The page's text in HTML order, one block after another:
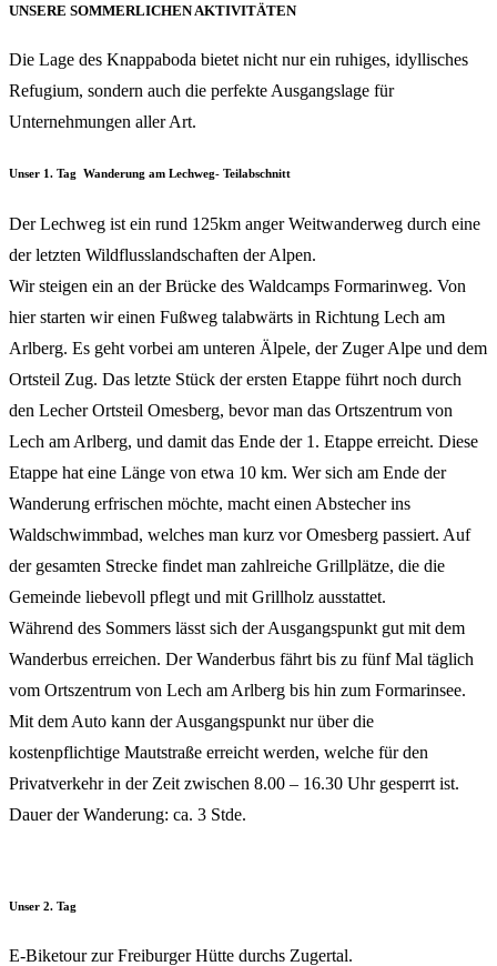
UNSERE SOMMERLICHEN AKTIVITÄTEN
Die Lage des Knappaboda bietet nicht nur ein ruhiges, idyllisches
Refugium, sondern auch die perfekte Ausgangslage für
Unternehmungen aller Art.
Unser 1. Tag Wanderung am Lechweg- Teilabschnitt
Der Lechweg ist ein rund 125km anger Weitwanderweg durch eine
der letzten Wildflusslandschaften der Alpen.
Wir steigen ein an der Brücke des Waldcamps Formarinweg. Von
hier starten wir einen Fußweg talabwärts in Richtung Lech am
Arlberg. Es geht vorbei am unteren Älpele, der Zuger Alpe und dem
Ortsteil Zug. Das letzte Stück der ersten Etappe führt noch durch
den Lecher Ortsteil Omesberg, bevor man das Ortszentrum von
Lech am Arlberg, und damit das Ende der 1. Etappe erreicht. Diese
Etappe hat eine Länge von etwa 10 km. Wer sich am Ende der
Wanderung erfrischen möchte, macht einen Abstecher ins
Waldschwimmbad, welches man kurz vor Omesberg passiert. Auf
der gesamten Strecke findet man zahlreiche Grillplätze, die die
Gemeinde liebevoll pflegt und mit Grillholz ausstattet.
Während des Sommers lässt sich der Ausgangspunkt gut mit dem
Wanderbus erreichen. Der Wanderbus fährt bis zu fünf Mal täglich
vom Ortszentrum von Lech am Arlberg bis hin zum Formarinsee.
Mit dem Auto kann der Ausgangspunkt nur über die
kostenpflichtige Mautstraße erreicht werden, welche für den
Privatverkehr in der Zeit zwischen 8.00 – 16.30 Uhr gesperrt ist.
Dauer der Wanderung: ca. 3 Stde.
Unser 2. Tag
E-Biketour zur Freiburger Hütte durchs Zugertal.